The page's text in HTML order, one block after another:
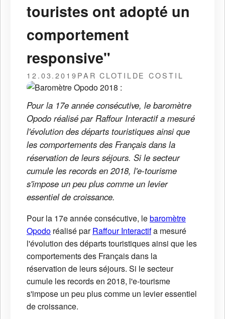
touristes ont adopté un
comportement
responsive"
12.03.2019PAR CLOTILDE COSTIL
Pour la 17e année consécutive, le baromètre
Opodo réalisé par Raffour Interactif a mesuré
l'évolution des départs touristiques ainsi que
les comportements des Français dans la
réservation de leurs séjours. Si le secteur
cumule les records en 2018, l'e-tourisme
s'impose un peu plus comme un levier
essentiel de croissance.
Pour la 17e année consécutive, lebaromètre
Opodo réalisé parRaffour Interactifa mesuré
l'évolution des départs touristiques ainsi que les
comportements des Français dans la
réservation de leurs séjours. Si le secteur
cumule les records en 2018, l'e-tourisme
s'impose un peu plus comme un levier essentiel
de croissance.